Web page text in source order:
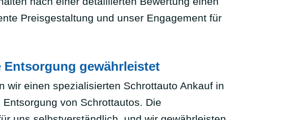
Preisgestaltung und unser Engagement für
gewährleistet
wir einen spezialisierten Schrottauto Ankauf in
von Schrottautos. Die